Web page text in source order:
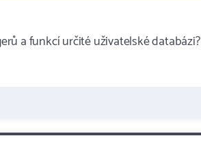
a funkcí určité uživatelské databázi?